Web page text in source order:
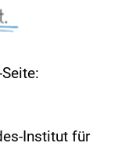
Institut für